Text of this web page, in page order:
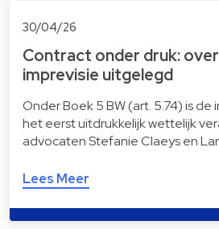
30/04/26
Contract onder druk:
imprevisie uitgelegd
Onder Boek 5 BW (art. 5.74) is de
het eerst uitdrukkelijk wettelijk
advocaten Stefanie Claeys en
Lees Meer